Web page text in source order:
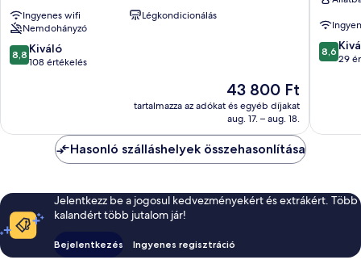
legjobb
elhelyezkedés
a
BQA
Ingyenes wifi
Légkondicionálás
Nemdohányzó
8.8
ennyiből:
8,8 Kiváló
108 értékelés
Az
ár
43 800 Ft
43 800 Ft
tartalmazza az adókat és egyéb díjakat
aug. 17. – aug. 18.
8.6
8,6
29
Hasonló szálláshelyek összehasonlítása
Jelentkezz be a jogosul kedvezményekért és extrákért. Több
kalandért több jutalom jár!
Bejelentkezés Ingyenes regisztráció